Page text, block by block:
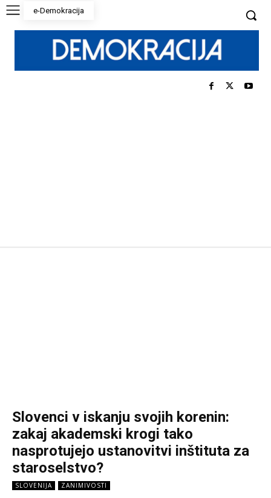
e-Demokracija
Slovenci v iskanju svojih korenin:
zakaj akademski krogi tako
nasprotujejo ustanovitvi inštituta za
staroselstvo?
SLOVENIJA ZANIMIVOSTI